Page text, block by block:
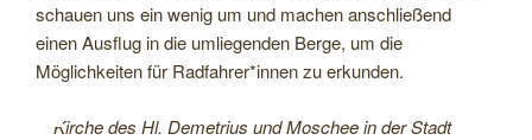
schauen uns ein wenig um und machen anschließend
einen Ausflug in die umliegenden Berge, um die
Möglichkeiten für Radfahrer*innen zu erkunden.
Kirche des Hl. Demetrius und Moschee in der Stadt